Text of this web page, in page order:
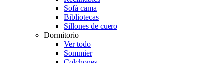
Sofá cama
Bibliotecas
Sillones de cuero
Dormitorio +
Ver todo
Sommier